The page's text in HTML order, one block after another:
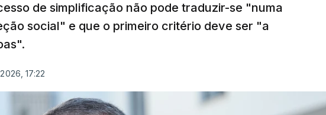
de simplificação não pode traduzir-se "numa
social" e que o primeiro critério deve ser "a
17:22